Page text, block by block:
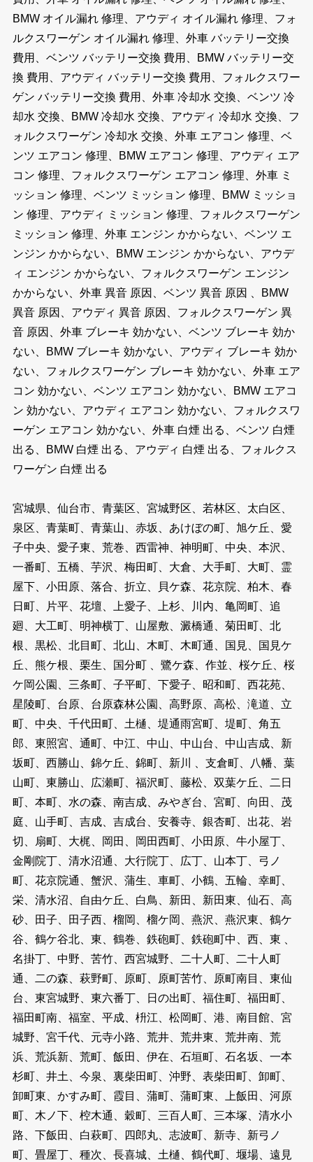
BMW オイル漏れ 修理、アウディ オイル漏れ 修理、フォ
ルクスワーゲン オイル漏れ 修理、外車 バッテリー交換
費用、ベンツ バッテリー交換 費用、BMW バッテリー交
換 費用、アウディ バッテリー交換 費用、フォルクスワー
ゲン バッテリー交換 費用、外車 冷却水 交換、ベンツ 冷
却水 交換、BMW 冷却水 交換、アウディ 冷却水 交換、フ
ォルクスワーゲン 冷却水 交換、外車 エアコン 修理、ベ
ンツ エアコン 修理、BMW エアコン 修理、アウディ エア
コン 修理、フォルクスワーゲン エアコン 修理、外車 ミ
ッション 修理、ベンツ ミッション 修理、BMW ミッショ
ン 修理、アウディ ミッション 修理、フォルクスワーゲン
ミッション 修理、外車 エンジン かからない、ベンツ エ
ンジン かからない、BMW エンジン かからない、アウデ
ィ エンジン かからない、フォルクスワーゲン エンジン
かからない、外車 異音 原因、ベンツ 異音 原因 、BMW
異音 原因、アウディ 異音 原因、フォルクスワーゲン 異
音 原因、外車 ブレーキ 効かない、ベンツ ブレーキ 効か
ない、BMW ブレーキ 効かない、アウディ ブレーキ 効か
ない、フォルクスワーゲン ブレーキ 効かない、外車 エア
コン 効かない、ベンツ エアコン 効かない、BMW エアコ
ン 効かない、アウディ エアコン 効かない、フォルクスワ
ーゲン エアコン 効かない、外車 白煙 出る、ベンツ 白煙
出る、BMW 白煙 出る、アウディ 白煙 出る、フォルクス
ワーゲン 白煙 出る
宮城県、仙台市、青葉区、宮城野区、若林区、太白区、
泉区、青葉町、青葉山、赤坂、あけぼの町、旭ケ丘、愛
子中央、愛子東、荒巻、西雷神、神明町、中央、本沢、
一番町、五橋、芋沢、梅田町、大倉、大手町、大町、霊
屋下、小田原、落合、折立、貝ケ森、花京院、柏木、春
日町、片平、花壇、上愛子、上杉、川内、亀岡町、追
廻、大工町、明神横丁、山屋敷、澱橋通、菊田町、北
根、黒松、北目町、北山、木町、木町通、国見、国見ケ
丘、熊ケ根、栗生、国分町 、鷺ケ森、作並、桜ケ丘、桜
ケ岡公園、三条町、子平町、下愛子、昭和町、西花苑、
星陵町、台原、台原森林公園、高野原、高松、滝道、立
町、中央、千代田町、土樋、堤通雨宮町、堤町、角五
郎、東照宮、通町、中江、中山、中山台、中山吉成、新
坂町、西勝山、錦ケ丘、錦町、新川 、支倉町、八幡、葉
山町、東勝山、広瀬町、福沢町、藤松、双葉ケ丘、二日
町、本町、水の森、南吉成、みやぎ台、宮町、向田、茂
庭、山手町、吉成、吉成台、安養寺、銀杏町、出花、岩
切、扇町、大梶、岡田、岡田西町、小田原、牛小屋丁、
金剛院丁、清水沼通、大行院丁、広丁、山本丁、弓ノ
町、花京院通、蟹沢、蒲生、車町、小鶴、五輪、幸町、
栄、清水沼、自由ケ丘、白鳥、新田、新田東、仙石、高
砂、田子、田子西、榴岡、榴ケ岡、燕沢、燕沢東、鶴ケ
谷、鶴ケ谷北、東、鶴巻、鉄砲町、鉄砲町中、西、東 、
名掛丁、中野、苦竹、西宮城野、二十人町、二十人町
通、二の森、萩野町、原町、原町苦竹、原町南目、東仙
台、東宮城野、東六番丁、日の出町、福住町、福田町、
福田町南、福室、平成、枡江、松岡町、港、南目館、宮
城野、宮千代、元寺小路、荒井、荒井東、荒井南、荒
浜、荒浜新、荒町、飯田、伊在、石垣町、石名坂、一本
杉町、井土、今泉、裏柴田町、沖野、表柴田町、卸町、
卸町東、かすみ町、霞目、蒲町、蒲町東、上飯田、河原
町、木ノ下、椌木通、穀町、三百人町、三本塚、清水小
路、下飯田、白萩町、四郎丸、志波町、新寺、新弓ノ
町、畳屋丁、種次、長喜城、土樋、鶴代町、堰場、遠見